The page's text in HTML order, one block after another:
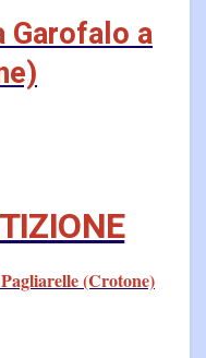
Garofalo a
(Crotone)